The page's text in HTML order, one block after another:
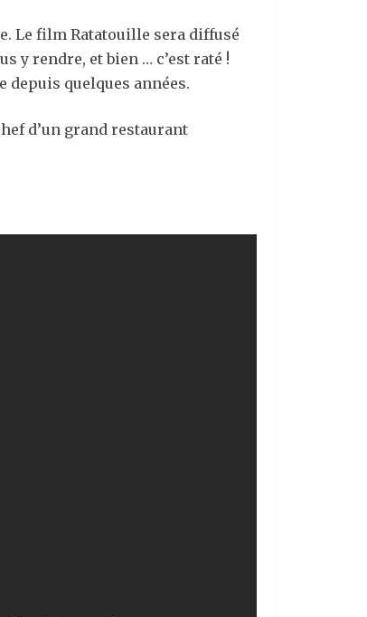
Le film Ratatouille sera diffusé
y rendre, et bien … c’est raté !
depuis quelques années.
d’un grand restaurant